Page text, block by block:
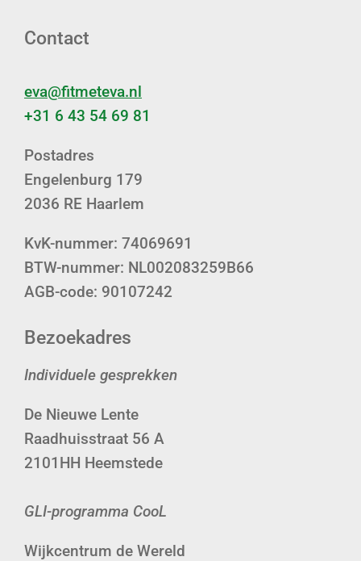
Contact
eva@fitmeteva.nl
+31 6 43 54 69 81
Postadres
Engelenburg 179
2036 RE Haarlem
KvK-nummer: 74069691
BTW-nummer: NL002083259B66
AGB-code: 90107242
Bezoekadres
Individuele gesprekken
De Nieuwe Lente
Raadhuisstraat 56 A
2101HH Heemstede
GLI-programma CooL
Wijkcentrum de Wereld